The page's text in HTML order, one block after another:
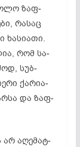
ზაფ­
რა­საც
ხა­სი­ა­თი.
რომ სა­
სუბ­
­ქა­რი­ა­
და ზაფ­
არ აღ­ემ­ატ­